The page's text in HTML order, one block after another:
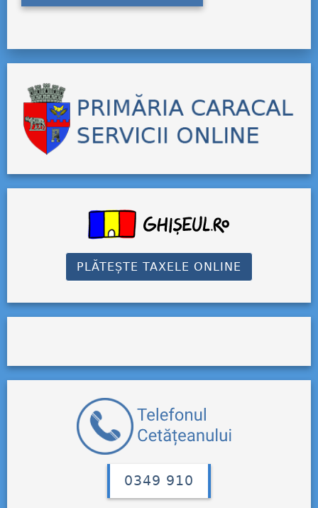
PLĂTEȘTE TAXELE ONLINE
0349 910